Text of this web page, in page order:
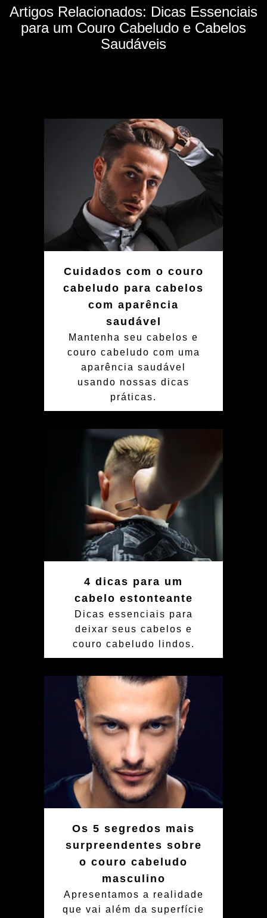
Artigos Relacionados: Dicas Essenciais
para um Couro Cabeludo e Cabelos
Saudáveis
Cuidados com o couro
cabeludo para cabelos
com aparência
saudável
Mantenha seu cabelos e
couro cabeludo com uma
aparência saudável
usando nossas dicas
práticas.
4 dicas para um
cabelo estonteante
Dicas essenciais para
deixar seus cabelos e
couro cabeludo lindos.
Os 5 segredos mais
surpreendentes sobre
o couro cabeludo
masculino
Apresentamos a realidade
que vai além da superfície